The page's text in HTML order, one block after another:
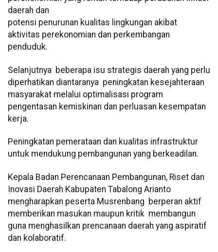
daerah dan
potensi penurunan kualitas lingkungan akibat
aktivitas perekonomian dan perkembangan
penduduk.
Selanjutnya beberapa isu strategis daerah yang perlu
diperhatikan diantaranya peningkatan kesejahteraan
masyarakat melalui optimalisasi program
pengentasan kemiskinan dan perluasan kesempatan
kerja.
Peningkatan pemerataan dan kualitas infrastruktur
untuk mendukung pembangunan yang berkeadilan.
Kepala Badan Perencanaan Pembangunan, Riset dan
Inovasi Daerah Kabupaten Tabalong Arianto
mengharapkan peserta Musrenbang berperan aktif
memberikan masukan maupun kritik membangun
guna menghasilkan prencanaan daerah yang aspiratif
dan kolaboratif.